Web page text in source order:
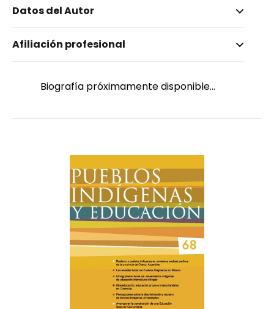
Datos del Autor
Pineda Villalobos, Claudia Hypatia
Femenino
Afiliación profesional
Biografía próximamente disponible...